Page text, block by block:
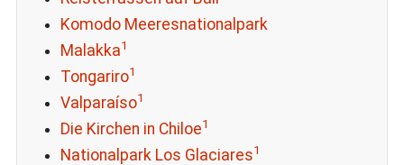
Komodo Meeresnationalpark
Malakka1
Tongariro1
Valparaíso1
Die Kirchen in Chiloe1
Nationalpark Los Glaciares1